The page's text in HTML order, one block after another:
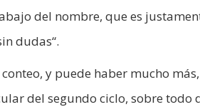
del nombre, que es
dudas“.
y puede haber mucho
del segundo ciclo, sobre todo